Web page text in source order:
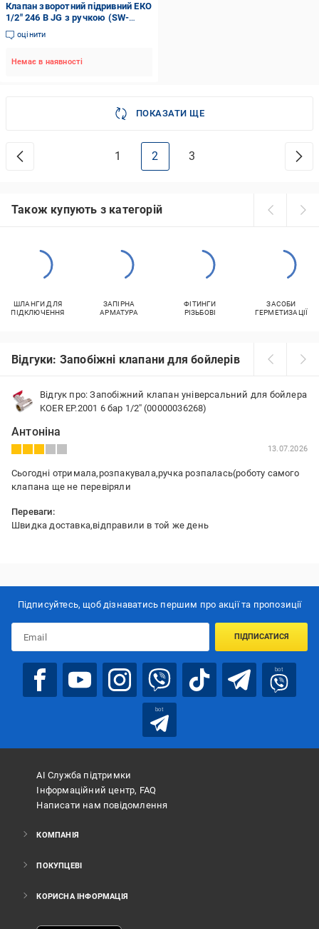
Клапан зворотний підривний ЕКО
1/2" 246 B JG з ручкою (SW-
8543)
оцінити
Немає в наявності
ПОКАЗАТИ ЩЕ
1 2 3
Також купують з категорій
ШЛАНГИ ДЛЯ
ПІДКЛЮЧЕННЯ
ЗАПІРНА
АРМАТУРА
ФІТИНГИ
РІЗЬБОВІ
ЗАСОБИ
ГЕРМЕТИЗАЦІЇ
Відгуки: Запобіжні клапани для бойлерів
Відгук про: Запобіжний клапан універсальний для бойлера
KOER EP.2001 6 бар 1/2'' (00000036268)
Антоніна
13.07.2026
Сьогодні отримала,розпакувала,ручка розпалась(роботу самого
клапана ще не перевіряли
Переваги:
Швидка доставка,відправили в той же день
Підписуйтесь, щоб дізнаватись першим про акції та пропозиції
ПІДПИСАТИСЯ
bot
bot
АІ Служба підтримки
Інформаційний центр, FAQ
Написати нам повідомлення
КОМПАНІЯ
ПОКУПЦЕВІ
КОРИСНА ІНФОРМАЦІЯ